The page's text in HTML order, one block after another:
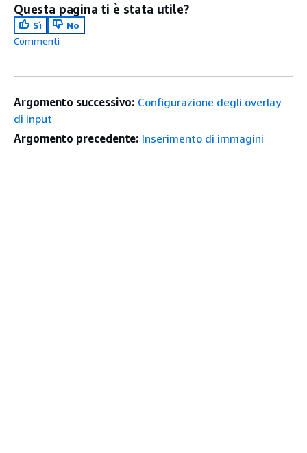
Questa pagina ti è stata utile?
Sì
No
Commenti
Argomento successivo: Configurazione degli overlay
di input
Argomento precedente: Inserimento di immagini